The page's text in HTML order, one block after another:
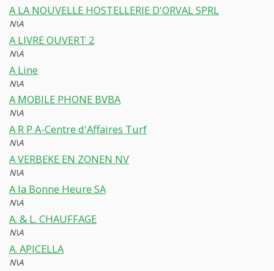
A LA NOUVELLE HOSTELLERIE D'ORVAL SPRL
N\A
A LIVRE OUVERT 2
N\A
A Line
N\A
A MOBILE PHONE BVBA
N\A
A R P A-Centre d'Affaires Turf
N\A
A VERBEKE EN ZONEN NV
N\A
A la Bonne Heure SA
N\A
A. & L. CHAUFFAGE
N\A
A. APICELLA
N\A